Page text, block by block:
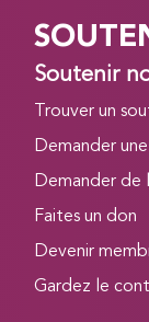
Soutenir
Trouver un
Demander
Demander de
Faites un don
Devenir
Gardez le